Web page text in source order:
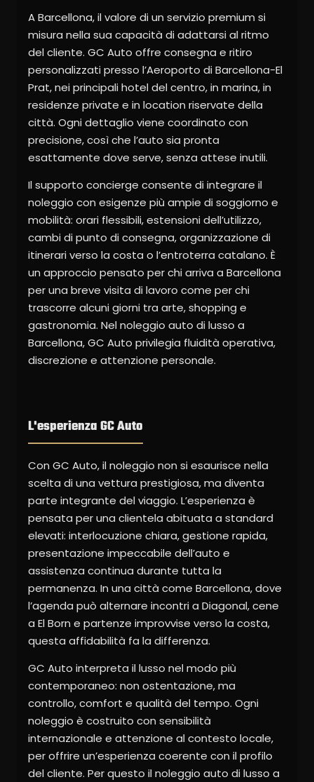
A Barcellona, il valore di un servizio premium si
misura nella sua capacità di adattarsi al ritmo
del cliente. GC Auto offre consegna e ritiro
personalizzati presso l’Aeroporto di Barcellona-El
Prat, nei principali hotel del centro, in marina, in
residenze private e in location riservate della
città. Ogni dettaglio viene coordinato con
precisione, così che l’auto sia pronta
esattamente dove serve, senza attese inutili.
Il supporto concierge consente di integrare il
noleggio con esigenze più ampie di soggiorno e
mobilità: orari flessibili, estensioni dell’utilizzo,
cambi di punto di consegna, organizzazione di
itinerari verso la costa o l’entroterra catalano. È
un approccio pensato per chi arriva a Barcellona
per una breve visita di lavoro come per chi
trascorre alcuni giorni tra arte, shopping e
gastronomia. Nel noleggio auto di lusso a
Barcellona, GC Auto privilegia fluidità operativa,
discrezione e attenzione personale.
L'esperienza GC Auto
Con GC Auto, il noleggio non si esaurisce nella
scelta di una vettura prestigiosa, ma diventa
parte integrante del viaggio. L’esperienza è
pensata per una clientela abituata a standard
elevati: interlocuzione chiara, gestione rapida,
presentazione impeccabile dell’auto e
assistenza continua durante tutta la
permanenza. In una città come Barcellona, dove
l’agenda può alternare incontri a Diagonal, cene
a El Born e partenze improvvise verso la costa,
questa affidabilità fa la differenza.
GC Auto interpreta il lusso nel modo più
contemporaneo: non ostentazione, ma
controllo, comfort e qualità del tempo. Ogni
noleggio è costruito con sensibilità
internazionale e attenzione al contesto locale,
per offrire un’esperienza coerente con il profilo
del cliente. Per questo il noleggio auto di lusso a